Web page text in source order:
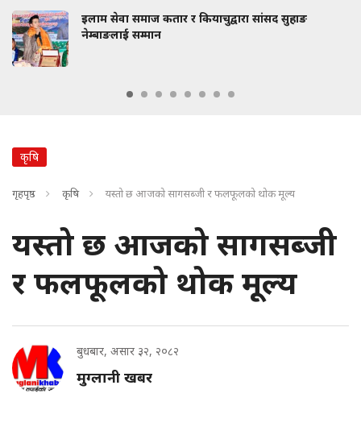
इलाम सेवा समाज कतार र कियाचुद्वारा सांसद सुहाङ
नेम्बाङलाई सम्मान
कृषि
गृहपृष्ठ कृषि यस्तो छ आजको सागसब्जी र फलफूलको थोक मूल्य
यस्तो छ आजको सागसब्जी
र फलफूलको थोक मूल्य
बुधबार, असार ३२, २०८२
मुग्लानी खबर